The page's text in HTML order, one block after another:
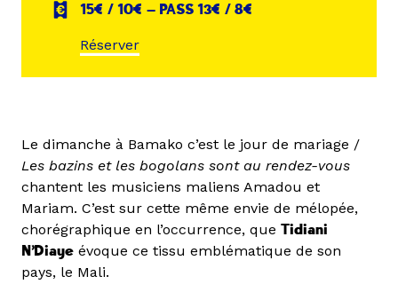
15€ / 10€ — PASS 13€ / 8€
Réserver
Le dimanche à Bamako c’est le jour de mariage /
Les bazins et les bogolans sont au rendez-vous
chantent les musiciens maliens Amadou et
Mariam. C’est sur cette même envie de mélopée,
chorégraphique en l’occurrence, que Tidiani
N’Diaye évoque ce tissu emblématique de son
pays, le Mali.